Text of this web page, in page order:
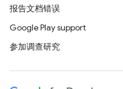
报告文档错误
Google Play support
参加调查研究